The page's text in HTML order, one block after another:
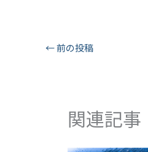
←前の投稿
関連記事